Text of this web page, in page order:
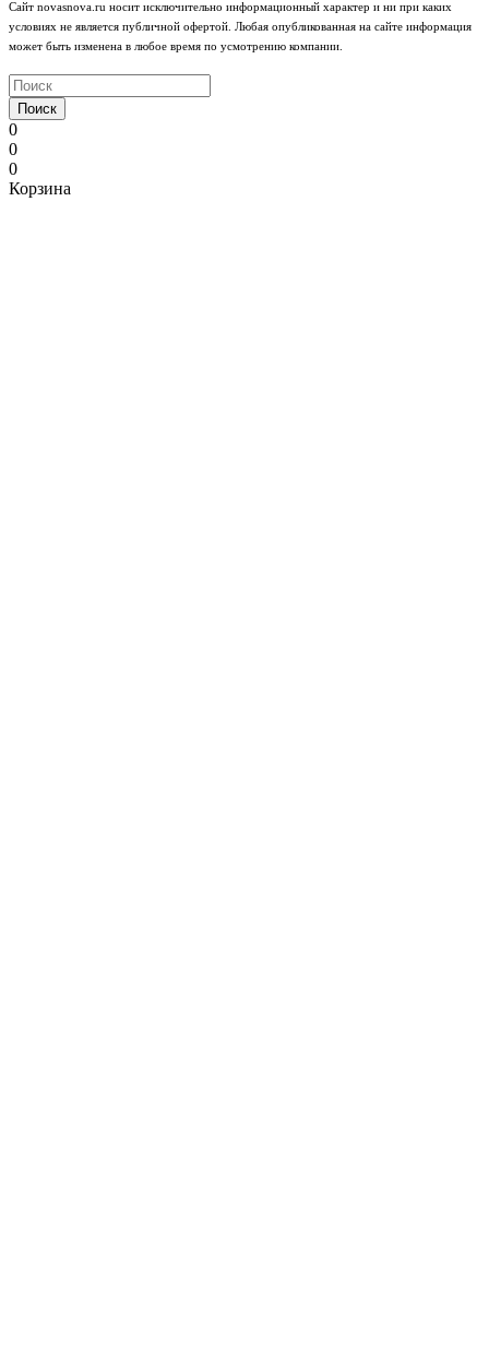
Сайт novasnova.ru носит исключительно информационный характер и ни при каких
условиях не является публичной офертой. Любая опубликованная на сайте информация
может быть изменена в любое время по усмотрению компании.
Поиск
0
0
0
Корзина